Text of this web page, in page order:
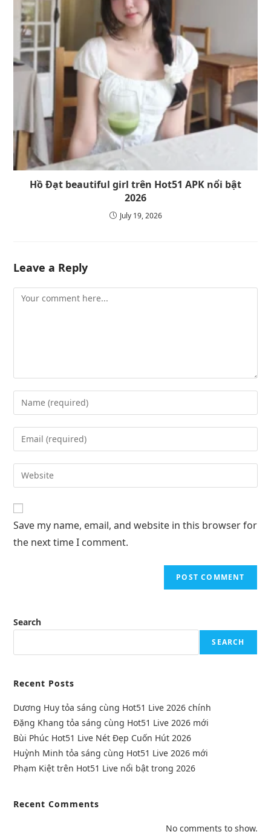
Hồ Đạt beautiful girl trên Hot51 APK nổi bật
2026
July 19, 2026
Leave a Reply
Save my name, email, and website in this browser for
the next time I comment.
Search
SEARCH
Recent Posts
Dương Huy tỏa sáng cùng Hot51 Live 2026 chính
Đặng Khang tỏa sáng cùng Hot51 Live 2026 mới
Bùi Phúc Hot51 Live Nét Đẹp Cuốn Hút 2026
Huỳnh Minh tỏa sáng cùng Hot51 Live 2026 mới
Phạm Kiệt trên Hot51 Live nổi bật trong 2026
Recent Comments
No comments to show.